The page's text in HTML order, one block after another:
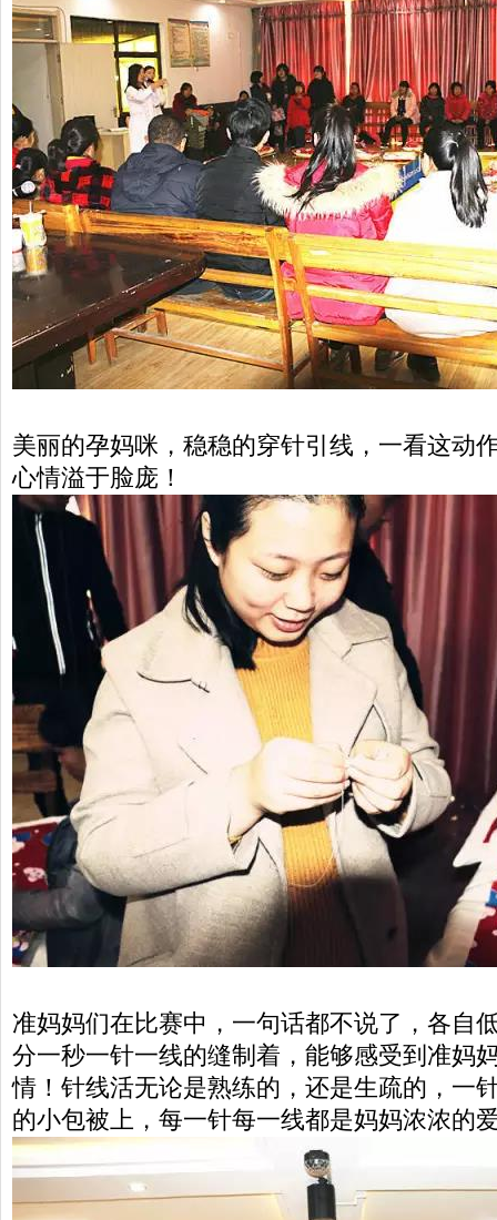
美丽的孕妈咪，稳稳的穿针引线，一看这动
心情溢于脸庞！
准妈妈们在比赛中，一句话都不说了，各自
分一秒一针一线的缝制着，能够感受到准妈
情！针线活无论是熟练的，还是生疏的，一
的小包被上，每一针每一线都是妈妈浓浓的